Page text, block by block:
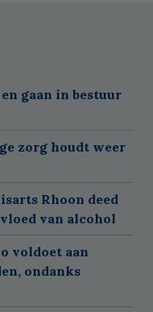
gaan in bestuur
zorg houdt weer
Rhoon deed
van alcohol
voldoet aan
ondanks